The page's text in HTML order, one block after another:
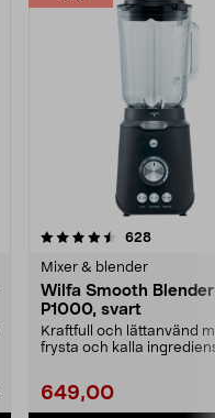
628
Mixer & blender
Wilfa Smooth
P1000, svart
Kraftfull och lättanvänd
frysta och kalla
649,00
4.5 av 5 stjärnor